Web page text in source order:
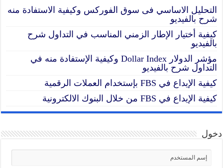
التحليل الاساسي فى سوق الفوركس وكيفية الاستفادة منه
شرح بالفيديو
كيفية أختيار الإطار الزمني المناسب في التداول شرح
بالفيديو
مؤشر الدولار Dollar Index وكيفية الإستفادة منه في
التداول شرح بالفيديو
كيفية الإيداع في FBS بإستخدام العملات الرقمية
كيفية الإيداع في FBS من خلال البنوك الالكترونية
دخول